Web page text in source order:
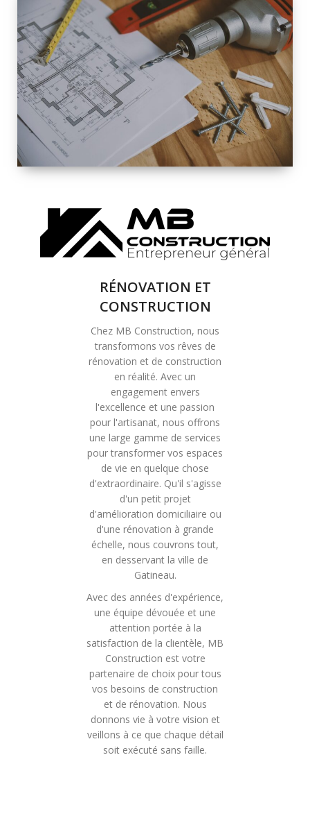
RÉNOVATION
INTÉRIEURE ET
EXTÉRIEURE
SOLUTIONS DE
RÉNOVATION
COMPLÈTE
RÉNOVATION ET
CONSTRUCTION
Chez MB Construction, nous
transformons vos rêves de
rénovation et de construction
en réalité. Avec un
engagement envers
l'excellence et une passion
pour l'artisanat, nous offrons
une large gamme de services
pour transformer vos espaces
de vie en quelque chose
d'extraordinaire. Qu'il s'agisse
d'un petit projet
d'amélioration domiciliaire ou
d'une rénovation à grande
échelle, nous couvrons tout,
en desservant la ville de
Gatineau.
Avec des années d'expérience,
une équipe dévouée et une
attention portée à la
satisfaction de la clientèle, MB
Construction est votre
partenaire de choix pour tous
vos besoins de construction
et de rénovation. Nous
donnons vie à votre vision et
veillons à ce que chaque détail
soit exécuté sans faille.